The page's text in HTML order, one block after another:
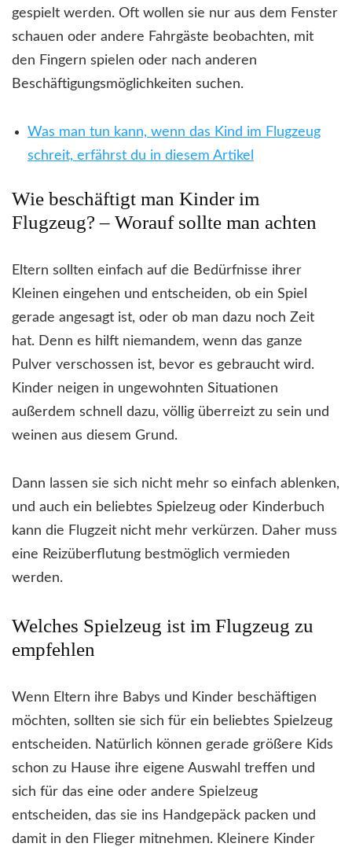
gespielt werden. Oft wollen sie nur aus dem Fenster
schauen oder andere Fahrgäste beobachten, mit
den Fingern spielen oder nach anderen
Beschäftigungsmöglichkeiten suchen.
Was man tun kann, wenn das Kind im Flugzeug
schreit, erfährst du in diesem Artikel
Wie beschäftigt man Kinder im
Flugzeug? – Worauf sollte man achten
Eltern sollten einfach auf die Bedürfnisse ihrer
Kleinen eingehen und entscheiden, ob ein Spiel
gerade angesagt ist, oder ob man dazu noch Zeit
hat. Denn es hilft niemandem, wenn das ganze
Pulver verschossen ist, bevor es gebraucht wird.
Kinder neigen in ungewohnten Situationen
außerdem schnell dazu, völlig überreizt zu sein und
weinen aus diesem Grund.
Dann lassen sie sich nicht mehr so einfach ablenken,
und auch ein beliebtes Spielzeug oder Kinderbuch
kann die Flugzeit nicht mehr verkürzen. Daher muss
eine Reizüberflutung bestmöglich vermieden
werden.
Welches Spielzeug ist im Flugzeug zu
empfehlen
Wenn Eltern ihre Babys und Kinder beschäftigen
möchten, sollten sie sich für ein beliebtes Spielzeug
entscheiden. Natürlich können gerade größere Kids
schon zu Hause ihre eigene Auswahl treffen und
sich für das eine oder andere Spielzeug
entscheiden, das sie ins Handgepäck packen und
damit in den Flieger mitnehmen. Kleinere Kinder